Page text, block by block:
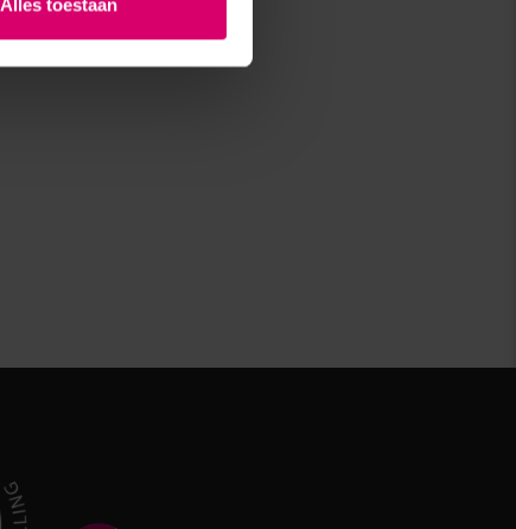
Alles toestaan